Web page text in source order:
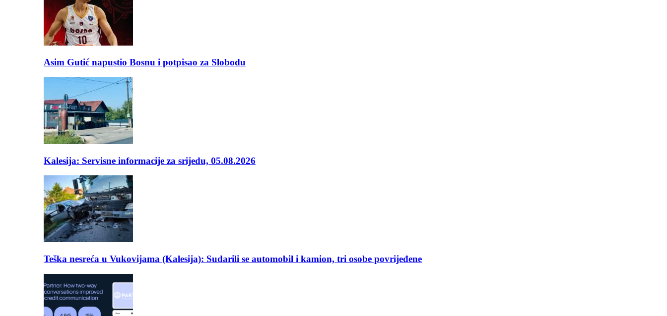
Asim Gutić napustio Bosnu i potpisao za Slobodu
Kalesija: Servisne informacije za srijedu, 05.08.2026
Teška nesreća u Vukovijama (Kalesija): Sudarili se automobil i kamion, tri osobe povrijeđene